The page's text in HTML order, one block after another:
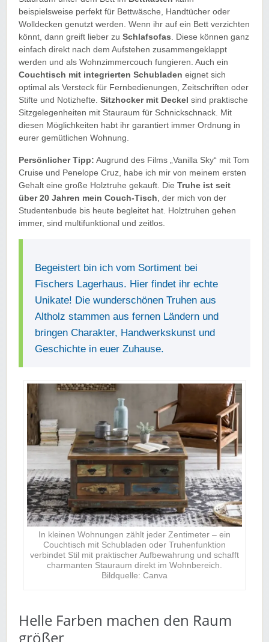
beispielsweise perfekt für Bettwäsche, Handtücher oder
Wolldecken genutzt werden. Wenn ihr auf ein Bett verzichten
könnt, dann greift lieber zu Schlafsofas. Diese können ganz
einfach direkt nach dem Aufstehen zusammengeklappt
werden und als Wohnzimmercouch fungieren. Auch ein
Couchtisch mit integrierten Schubladen eignet sich
optimal als Versteck für Fernbedienungen, Zeitschriften oder
Stifte und Notizhefte. Sitzhocker mit Deckel sind praktische
Sitzgelegenheiten mit Stauraum für Schnickschnack. Mit
diesen Möglichkeiten habt ihr garantiert immer Ordnung in
eurer gemütlichen Wohnung.
Persönlicher Tipp: Augrund des Films „Vanilla Sky“ mit Tom
Cruise und Penelope Cruz, habe ich mir von meinem ersten
Gehalt eine große Holztruhe gekauft. Die Truhe ist seit
über 20 Jahren mein Couch-Tisch, der mich von der
Studentenbude bis heute begleitet hat. Holztruhen gehen
immer, sind multifunktional und zeitlos.
Begeistert bin ich vom Sortiment bei
Fischers Lagerhaus. Hier findet ihr echte
Unikate! Die wunderschönen Truhen aus
Altholz stammen aus fernen Ländern und
bringen Charakter, Handwerkskunst und
Geschichte in euer Zuhause.
In kleinen Wohnungen zählt jeder Zentimeter – ein
Couchtisch mit Schubladen oder Truhenfunktion
verbindet Stil mit praktischer Aufbewahrung und schafft
charmanten Stauraum direkt im Wohnbereich.
Bildquelle: Canva
Helle Farben machen den Raum
größer